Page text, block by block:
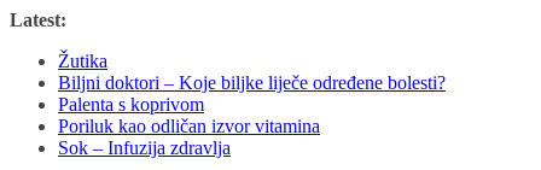
Skip
content
Latest:
Žutika
Biljni doktori – Koje biljke liječe određene bolesti?
Palenta s koprivom
Poriluk kao odličan izvor vitamina
Sok – Infuzija zdravlja